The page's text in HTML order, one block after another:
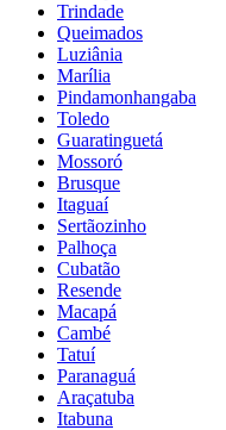
Trindade
Queimados
Luziânia
Marília
Pindamonhangaba
Toledo
Guaratinguetá
Mossoró
Brusque
Itaguaí
Sertãozinho
Palhoça
Cubatão
Resende
Macapá
Cambé
Tatuí
Paranaguá
Araçatuba
Itabuna